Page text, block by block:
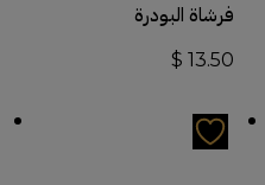
فرشاة البودرة
$ 13.50